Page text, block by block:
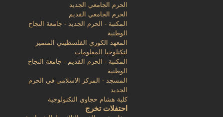
الحرم الجامعي الجديد
الحرم الجامعي القديم
المكتبة - الحرم الجديد - جامعة النجاح
الوطنية
المعهد الكوري الفلسطيني المتميز
لتكنلوجيا المعلومات
المكتبة - الحرم القديم - جامعة النجاح
الوطنية
المسجد - المركز الاسلامي في الحرم
الجديد
كلية هشام حجاوي التكنولوجية
احتفلات تخرج